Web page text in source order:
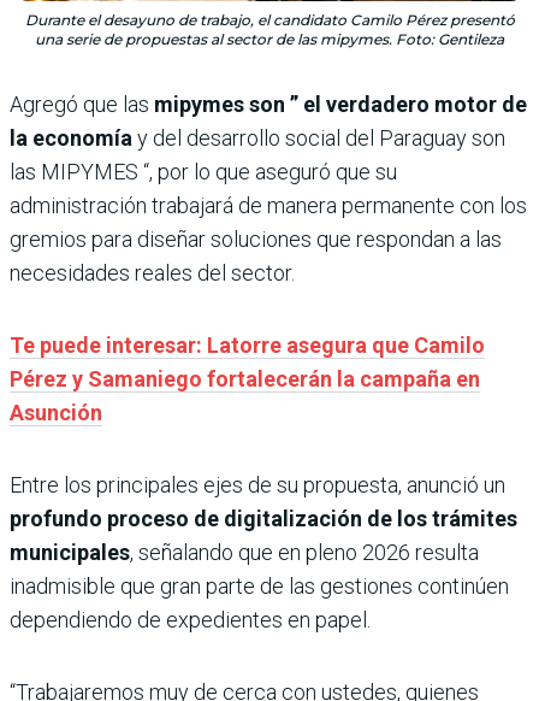
Durante el desayuno de trabajo, el candidato Camilo Pérez presentó
una serie de propuestas al sector de las mipymes. Foto: Gentileza
Agregó que las mipymes son ” el verdadero motor de
la economíay del desarrollo social del Paraguay son
las MIPYMES “, por lo que aseguró que su
administración trabajará de manera permanente con los
gremios para diseñar soluciones que respondan a las
necesidades reales del sector.
Te puede interesar: Latorre asegura que Camilo
Pérez y Samaniego fortalecerán la campaña en
Asunción
Entre los principales ejes de su propuesta, anunció un
profundo proceso de digitalización de los trámites
municipales, señalando que en pleno 2026 resulta
inadmisible que gran parte de las gestiones continúen
dependiendo de expedientes en papel.
“Trabajaremos muy de cerca con ustedes, quienes